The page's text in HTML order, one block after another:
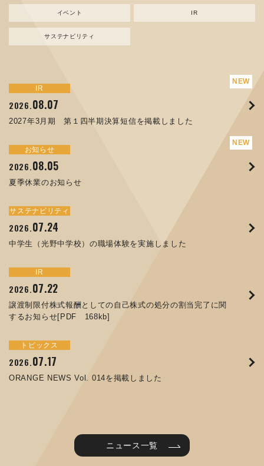
イベント IR
サステナビリティ
IR
2026.08.07
2027年3月期 第１四半期決算短信を掲載しました
お知らせ
2026.08.05
夏季休業のお知らせ
サステナビリティ
2026.07.24
中学生（光野中学校）の職場体験を実施しました
IR
2026.07.22
譲渡制限付株式報酬としての自己株式の処分の割当完了に関
するお知らせ[PDF 168kb]
トピックス
2026.07.17
ORANGE NEWS Vol. 014を掲載しました
新規事業
2024.04.10
資源ごみAI 自動選別機 販売開始のお知らせ
お知らせ
2026.08.05
夏季休業のお知らせ
お知らせ
2025.11.17
コラムを更新しました：MECT2025(メカトロテックジャパ
お知らせ
2025. 09.02
お知らせ
2025.05.29
コラムを更新しました：MEX金沢2025(第61回機械工業見本
お知らせ
2025.05.15
トピックス
2026.07.17
ORANGE NEWS Vol. 014を掲載しました
トピックス
2026.04.17
ORANGE NEWS Vol. 013を掲載しました
トピックス
2025.10.01
高松流技Vol.25を掲載しました
トピックス
2025.09.10
ORANGE NEWS Vol. 011を掲載しました
2025.07.31
ORANGE NEWS Vol. 010を掲載しました
イベント
2026.04.03
MEX金沢2026 出展のご案内 ※終了しました
イベント
2025.08.29
MECT 2025 出展のご案内 ※終了しました
イベント
2025.04.16
MEX金沢2025 出展のご案内 ※終了しました
イベント
2024.09.26
JIMTOF2024 出展のご案内 ※終了しました
2024.05.13
MEX金沢2024 学生向け会社説明コーナー予約のご案内 ※
終了しました
IR
2026.08.07
2027年3月期 第１四半期決算短信を掲載しました
IR
2026.07.22
譲渡制限付株式報酬としての自己株式の処分の割当完了に関
IR
2026. 07.07
IR
2026.07.01
コーポレートガバナンス報告書を更新しました
IR
2026.06.26
第65回定時株主総会のご報告を掲載しました
サステナビリティ
2026.07.24
中学生（光野中学校）の職場体験を実施しました
サステナビリティ
2026.06.12
人材戦略を策定しました
サステナビリティ
2026.03.26
「健康経営優良法人２０２６（大規模法人部門）」に認定さ
サステナビリティ
2025.12.09
令和７年度石川県ワークライフバランス企業知事表彰「優良
サステナビリティ
2025.12.04
ニュース一覧